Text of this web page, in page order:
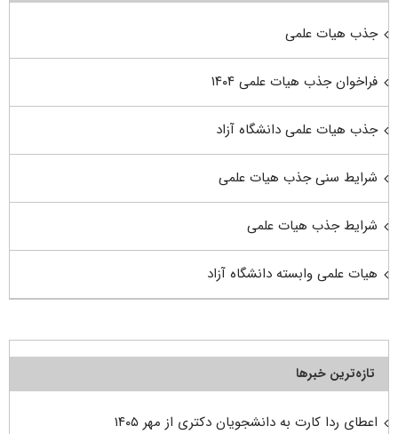
جذب هیات علمی
فراخوان جذب هیات علمی ۱۴۰۴
جذب هیات علمی دانشگاه آزاد
شرایط سنی جذب هیات علمی
شرایط جذب هیات علمی
هیات علمی وابسته دانشگاه آزاد
تازه‌ترین خبرها
اعطای ردا کارت به دانشجویان دکتری از مهر ۱۴۰۵